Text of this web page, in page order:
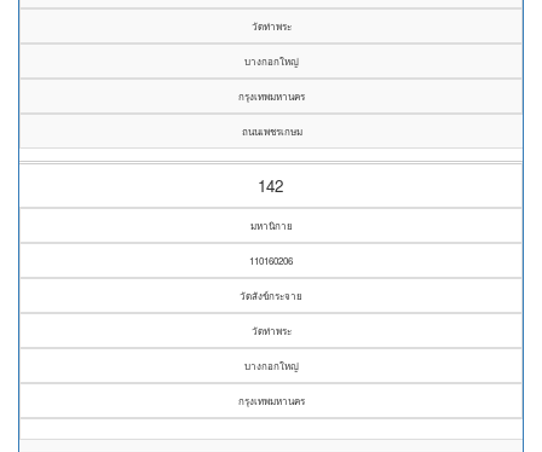
วัดท่าพระ
บางกอกใหญ่
กรุงเทพมหานคร
ถนนเพชรเกษม
142
มหานิกาย
110160206
วัดสังข์กระจาย
วัดท่าพระ
บางกอกใหญ่
กรุงเทพมหานคร